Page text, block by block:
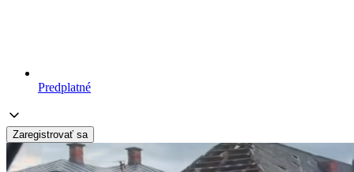
Predplatné
Zaregistrovať sa